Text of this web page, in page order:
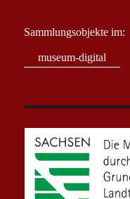
Sammlungsobjekte im:
museum-digital